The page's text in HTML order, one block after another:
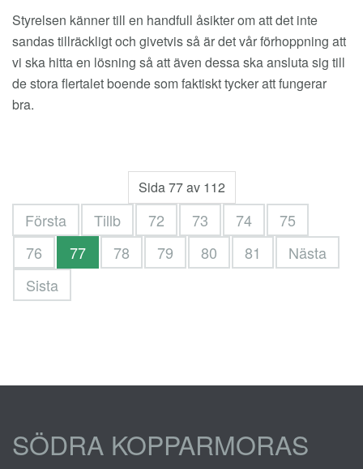
Styrelsen känner till en handfull åsikter om att det inte
sandas tillräckligt och givetvis så är det vår förhoppning att
vi ska hitta en lösning så att även dessa ska ansluta sig till
de stora flertalet boende som faktiskt tycker att fungerar
bra.
Sida 77 av 112
Första Tillb 72 73 74
75
76
77 78 79 80 81
Nästa
Sista
SÖDRA KOPPARMORAS